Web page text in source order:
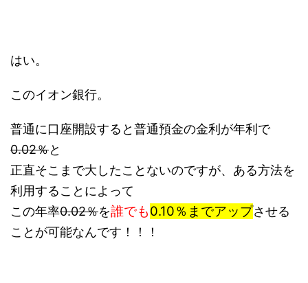
はい。
このイオン銀行。
普通に口座開設すると普通預金の金利が年利で
0.02％と
正直そこまで大したことないのですが、ある方法を
利用することによって
この年率0.02％を誰でも0.10％までアップさせる
ことが可能なんです！！！